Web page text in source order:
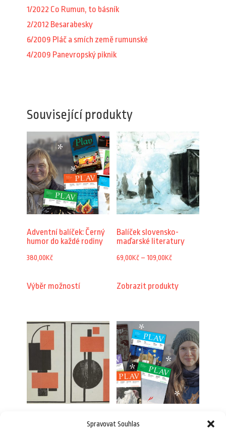
Spravovat Souhlas
1/2022 Co Rumun, to básník
2/2012 Besarabesky
6/2009 Pláč a smích země rumunské
4/2009 Panevropský piknik
Související produkty
Adventní balíček: Černý
humor do každé rodiny
380,00Kč
Výběr možností
produkt
více
variant.
Možnosti
lze
vybrat
produktu
Balíček slovensko-
maďarské literatury
69,00Kč – 109,00KčRozpětí
69,00Kč
Zobrazit produkty
Adventní balíček: